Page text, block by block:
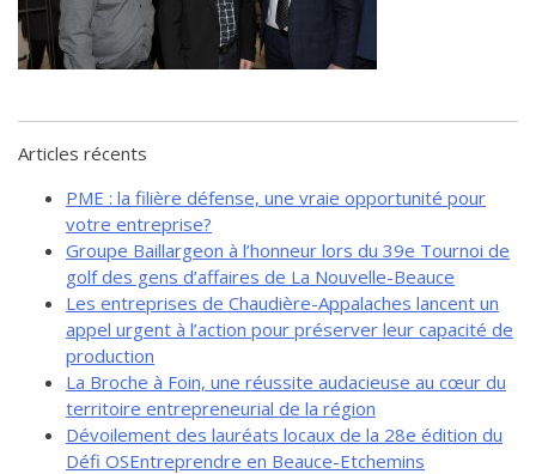
de solidarité
Futurpreneur
Documentation
Articles récents
PME : la filière défense, une vraie opportunité pour
votre entreprise?
Groupe Baillargeon à l’honneur lors du 39e Tournoi de
golf des gens d’affaires de La Nouvelle-Beauce
Les entreprises de Chaudière-Appalaches lancent un
appel urgent à l’action pour préserver leur capacité de
production
La Broche à Foin, une réussite audacieuse au cœur du
territoire entrepreneurial de la région
Dévoilement des lauréats locaux de la 28e édition du
Défi OSEntreprendre en Beauce-Etchemins